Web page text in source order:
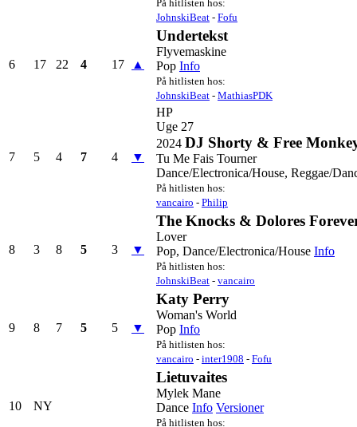
På hitlisten hos:
JohnskiBeat - Fofu
6 17 22 4 17 ▲
Undertekst
Flyvemaskine
Pop Info
På hitlisten hos:
JohnskiBeat - MathiasPDK
7 5 4 7 4 ▼
HP
Uge 27
2024 DJ Shorty & Free
Tu Me Fais Tourner
Dance/Electronica/House, Reggae/
På hitlisten hos:
vancairo - Philip
8 3 8 5 3 ▼
The Knocks & Dolores
Lover
Pop, Dance/Electronica/House Info
På hitlisten hos:
JohnskiBeat - vancairo
9 8 7 5 5 ▼
Katy Perry
Woman's World
Pop Info
På hitlisten hos:
vancairo - inter1908 - Fofu
10 NY
Lietuvaites
Mylek Mane
Dance Info Versioner
På hitlisten hos: